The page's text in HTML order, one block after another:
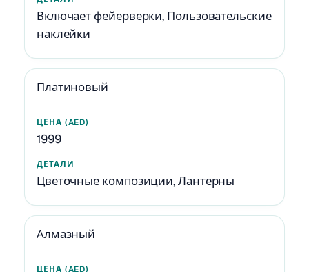
Включает фейерверки, Пользовательские
наклейки
Платиновый
1999
Цветочные композиции, Лантерны
Алмазный